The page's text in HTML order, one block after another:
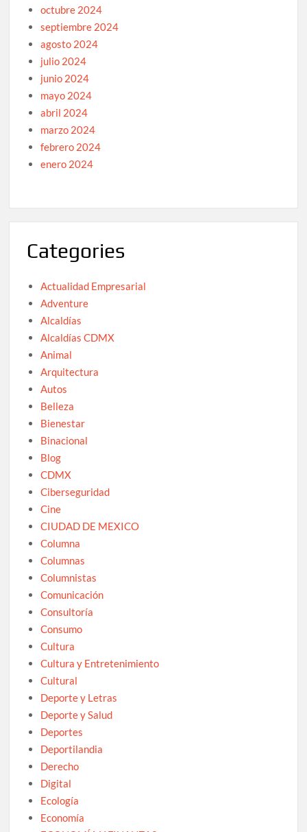
octubre 2024
septiembre 2024
agosto 2024
julio 2024
junio 2024
mayo 2024
abril 2024
marzo 2024
febrero 2024
enero 2024
Categories
Actualidad Empresarial
Adventure
Alcaldías
Alcaldías CDMX
Animal
Arquitectura
Autos
Belleza
Bienestar
Binacional
Blog
CDMX
Ciberseguridad
Cine
CIUDAD DE MEXICO
Columna
Columnas
Columnistas
Comunicación
Consultoría
Consumo
Cultura
Cultura y Entretenimiento
Cultural
Deporte y Letras
Deporte y Salud
Deportes
Deportilandia
Derecho
Digital
Ecología
Economía